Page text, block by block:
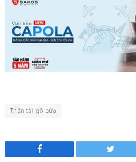
Thần tài gõ cửa
Facebook Twitter